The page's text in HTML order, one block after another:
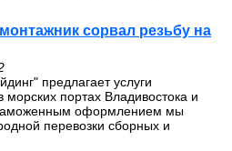
сорвал резьбу на
предлагает услуги
портах Владивостока и
оформлением мы
перевозки сборных и